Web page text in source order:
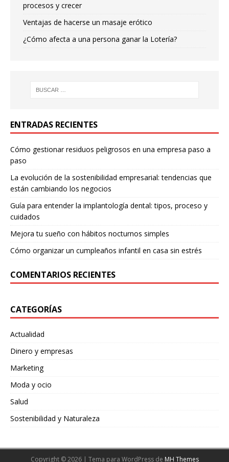
procesos y crecer
Ventajas de hacerse un masaje erótico
¿Cómo afecta a una persona ganar la Lotería?
ENTRADAS RECIENTES
Cómo gestionar residuos peligrosos en una empresa paso a
paso
La evolución de la sostenibilidad empresarial: tendencias que
están cambiando los negocios
Guía para entender la implantología dental: tipos, proceso y
cuidados
Mejora tu sueño con hábitos nocturnos simples
Cómo organizar un cumpleaños infantil en casa sin estrés
COMENTARIOS RECIENTES
CATEGORÍAS
Actualidad
Dinero y empresas
Marketing
Moda y ocio
Salud
Sostenibilidad y Naturaleza
Copyright © 2026 | Tema para WordPress de MH Themes